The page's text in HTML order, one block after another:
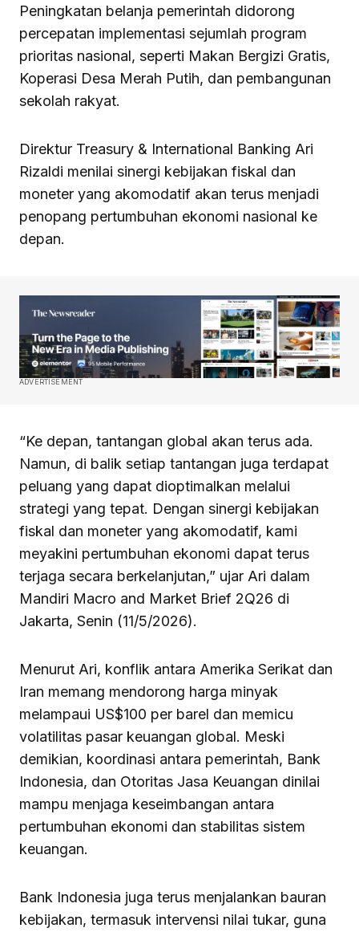
Peningkatan belanja pemerintah didorong
percepatan implementasi sejumlah program
prioritas nasional, seperti Makan Bergizi Gratis,
Koperasi Desa Merah Putih, dan pembangunan
sekolah rakyat.
Direktur Treasury & International Banking Ari
Rizaldi menilai sinergi kebijakan fiskal dan
moneter yang akomodatif akan terus menjadi
penopang pertumbuhan ekonomi nasional ke
depan.
ADVERTISEMENT
“Ke depan, tantangan global akan terus ada.
Namun, di balik setiap tantangan juga terdapat
peluang yang dapat dioptimalkan melalui
strategi yang tepat. Dengan sinergi kebijakan
fiskal dan moneter yang akomodatif, kami
meyakini pertumbuhan ekonomi dapat terus
terjaga secara berkelanjutan,” ujar Ari dalam
Mandiri Macro and Market Brief 2Q26 di
Jakarta, Senin (11/5/2026).
Menurut Ari, konflik antara Amerika Serikat dan
Iran memang mendorong harga minyak
melampaui US$100 per barel dan memicu
volatilitas pasar keuangan global. Meski
demikian, koordinasi antara pemerintah, Bank
Indonesia, dan Otoritas Jasa Keuangan dinilai
mampu menjaga keseimbangan antara
pertumbuhan ekonomi dan stabilitas sistem
keuangan.
Bank Indonesia juga terus menjalankan bauran
kebijakan, termasuk intervensi nilai tukar, guna